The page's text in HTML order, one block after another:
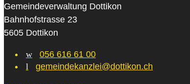
Gemeindeverwaltung Dottikon
Bahnhofstrasse 23
5605 Dottikon
w
056 616 61 00
l
gemeindekanzlei@dottikon.ch